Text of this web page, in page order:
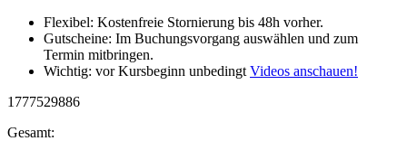
Flexibel: Kostenfreie Stornierung bis 48h vorher.
Gutscheine: Im Buchungsvorgang auswählen und zum
Termin mitbringen.
Wichtig: vor Kursbeginn unbedingt Videos anschauen!
1777529886
Gesamt: